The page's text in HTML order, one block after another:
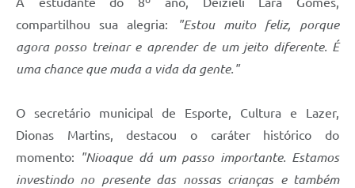
compartilhou sua alegria: "Estou muito feliz, porque
agora posso treinar e aprender de um jeito diferente. É
uma chance que muda a vida da gente."
O secretário municipal de Esporte, Cultura e Lazer,
Dionas Martins, destacou o caráter histórico do
momento: "Nioaque dá um passo importante. Estamos
investindo no presente das nossas crianças e também